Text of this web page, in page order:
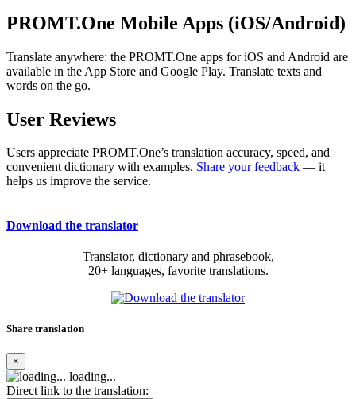
PROMT.One Mobile Apps (iOS/Android)
Translate anywhere: the PROMT.One apps for iOS and Android are
available in the App Store and Google Play. Translate texts and
words on the go.
User Reviews
Users appreciate PROMT.One’s translation accuracy, speed, and
convenient dictionary with examples. Share your feedback — it
helps us improve the service.
Download the translator
Translator, dictionary and phrasebook,
20+ languages, favorite translations.
Share translation
×
loading...
Direct link to the translation: